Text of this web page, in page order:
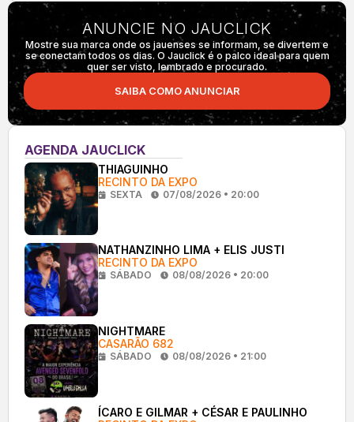
ANUNCIE NO JAUCLICK
Mostre sua marca onde os jauenses se informam, se divertem e
se conectam todos os dias. O Jauclick é o palco ideal para quem
quer ser visto, lembrado e procurado.
SAIBA COMO ANUNCIAR
AGENDA JAUCLICK
THIAGUINHO
RECINTO DA EXPO
SEXTA 07/08/2026 • 20:00
NATHANZINHO LIMA + ELIS JUSTI
RECINTO DA EXPO
SÁBADO 08/08/2026 • 20:00
NIGHTMARE
CASARÃO 682
SÁBADO 08/08/2026 • 21:00
ÍCARO E GILMAR + CÉSAR E PAULINHO